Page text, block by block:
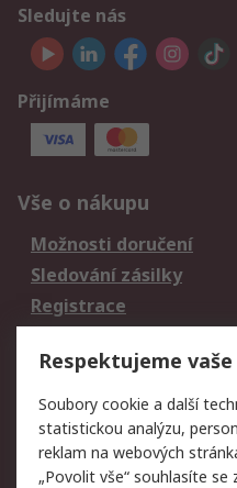
Sledujte nás
Přijímáme
Vše o nákupu
Možnosti doručení
Sledování zásilky
Registrace
Právní
Autorská práva
Respektujeme
Soubory cookie a další
statistickou analýzu,
reklam na webových
„Povolit vše“ souhlasíte